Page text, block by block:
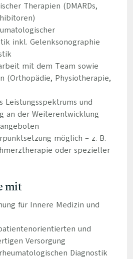
Therapien (DMARDs,
inkl. Gelenksonographie
mit dem Team sowie
(Orthopädie, Physiotherapie,
Leistungsspektrums und
an der Weiterentwicklung
möglich – z. B.
oder spezieller
mit
für Innere Medizin und
und
Versorgung
Diagnostik